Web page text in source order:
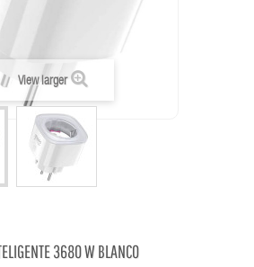
View larger
3680 W BLANCO